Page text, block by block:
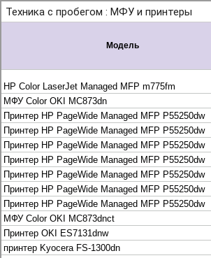
Рассчитать и заказать
Рассчитать и заказать
О компании
История Леком
Производители
Леком
Pantum
UTINET
G&G
ГК “Катюша”
Высокопроизводительные